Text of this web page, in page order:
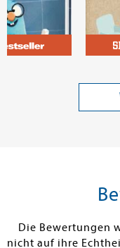
Die Bewertungen
nicht auf ihre